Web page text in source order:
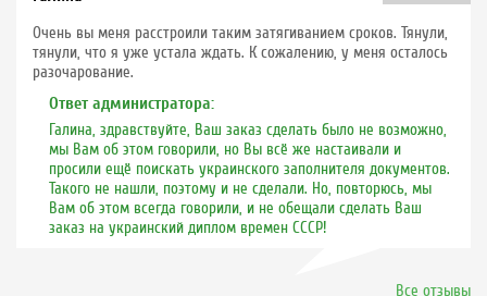
Очень вы меня расстроили таким затягиванием сроков. Тянули,
тянули, что я уже устала ждать. К сожалению, у меня осталось
разочарование.
Ответ администратора:
Галина, здравствуйте, Ваш заказ сделать было не возможно,
мы Вам об этом говорили, но Вы всё же настаивали и
просили ещё поискать украинского заполнителя документов.
Такого не нашли, поэтому и не сделали. Но, повторюсь, мы
Вам об этом всегда говорили, и не обещали сделать Ваш
заказ на украинский диплом времен СССР!
Все отзывы